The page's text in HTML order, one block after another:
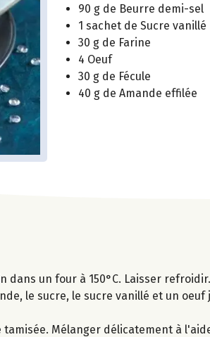
90 g de Beurre demi-sel
1 sachet de Sucre vanillé
30 g de Farine
4 Oeuf
30 g de Fécule
40 g de Amande effilée
un four à 150°C. Laisser refroidir.
le sucre, le sucre vanillé et un
Mélanger délicatement à